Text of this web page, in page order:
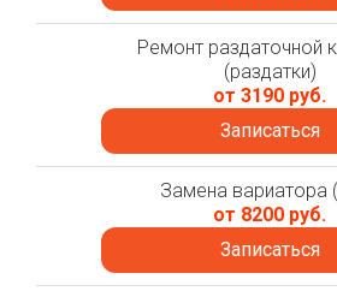
Ремонт раздаточной
(раздатки)
от 3190 руб.
Записаться
Замена вариатора
от 8200 руб.
Записаться